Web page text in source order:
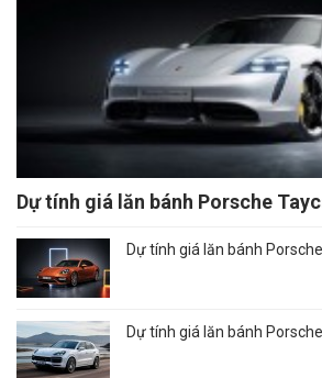
Dự tính giá lăn bánh Porsche
Dự tính giá lăn bánh
Dự tính giá lăn bánh